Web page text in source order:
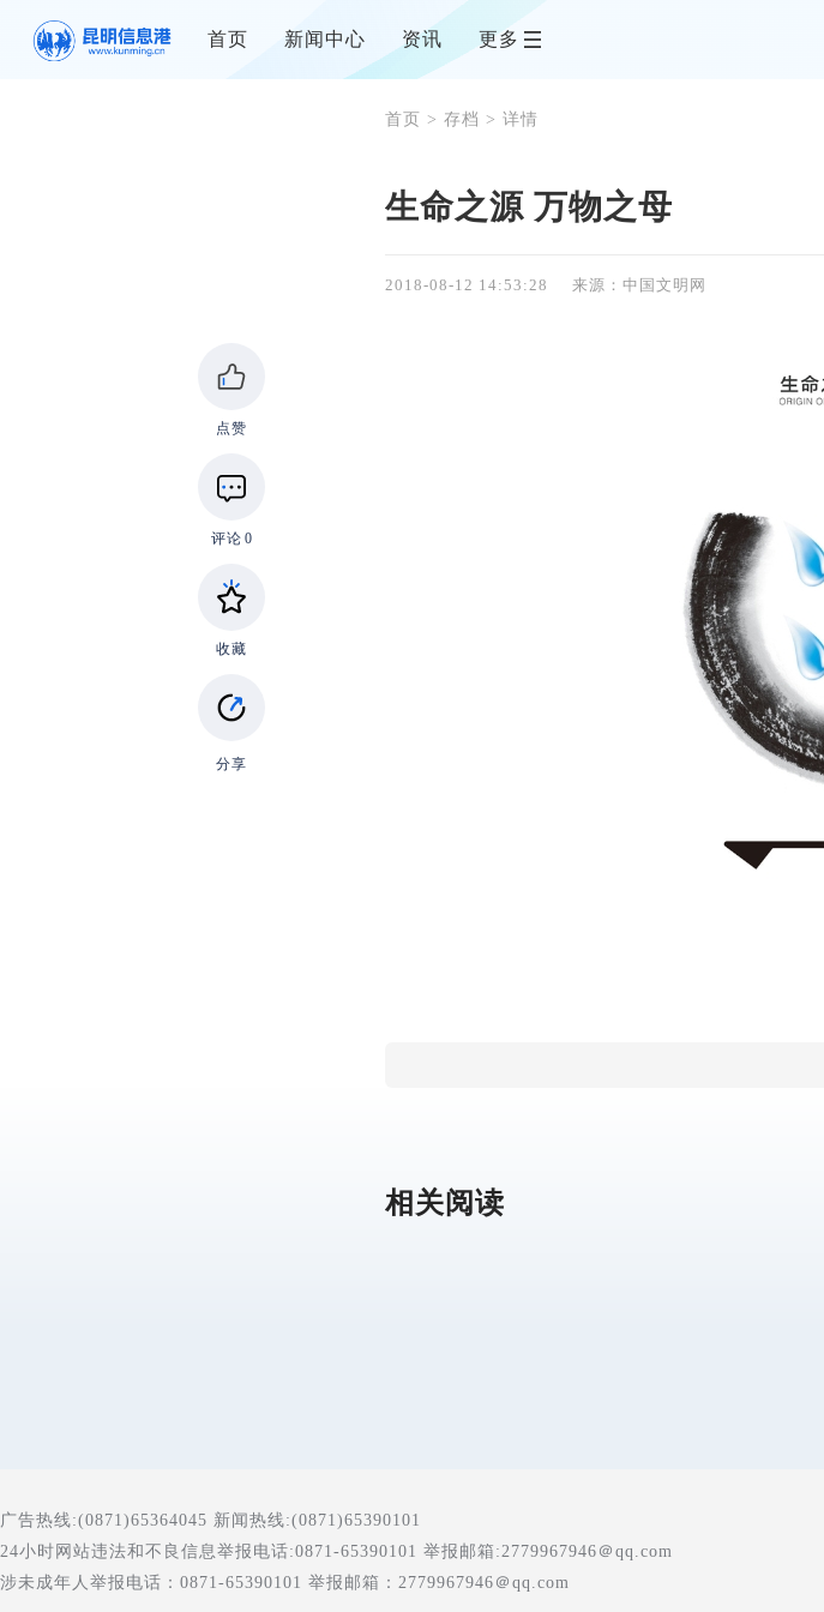
首页 新闻中心 资讯 更多
点赞
评论 0
收藏
分享
首页 > 存档 > 详情
生命之源 万物之母
2018-08-12 14:53:28 来源：中国文明网
相关阅读
广告热线:(0871)65364045 新闻热线:(0871)65390101
24小时网站违法和不良信息举报电话:0871-65390101 举报邮箱:2779967946＠qq.com
涉未成年人举报电话：0871-65390101 举报邮箱：2779967946＠qq.com